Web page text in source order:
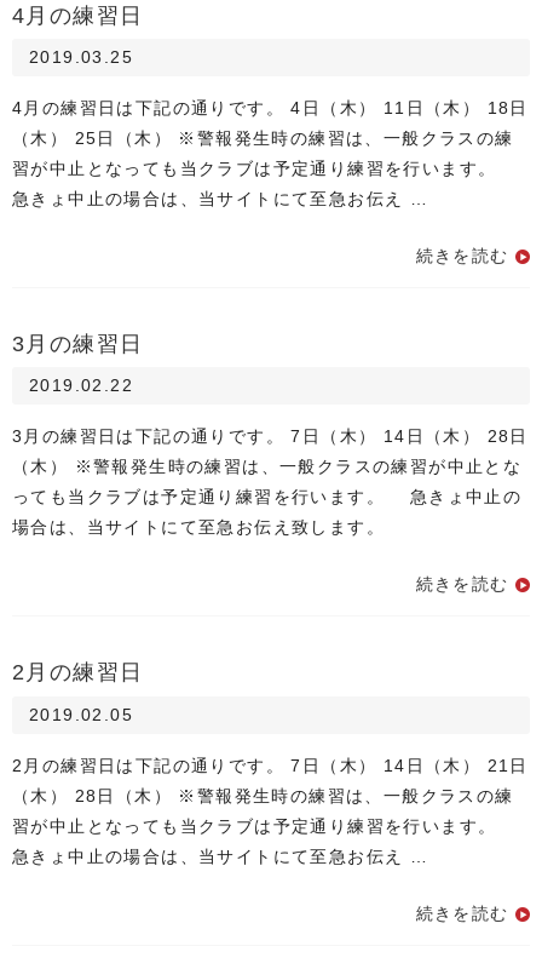
4月の練習日
2019.03.25
4月の練習日は下記の通りです。 4日（木） 11日（木） 18日
（木） 25日（木） ※警報発生時の練習は、一般クラスの練
習が中止となっても当クラブは予定通り練習を行います。
急きょ中止の場合は、当サイトにて至急お伝え …
続きを読む
3月の練習日
2019.02.22
3月の練習日は下記の通りです。 7日（木） 14日（木） 28日
（木） ※警報発生時の練習は、一般クラスの練習が中止とな
っても当クラブは予定通り練習を行います。 急きょ中止の
場合は、当サイトにて至急お伝え致します。
続きを読む
2月の練習日
2019.02.05
2月の練習日は下記の通りです。 7日（木） 14日（木） 21日
（木） 28日（木） ※警報発生時の練習は、一般クラスの練
習が中止となっても当クラブは予定通り練習を行います。
急きょ中止の場合は、当サイトにて至急お伝え …
続きを読む